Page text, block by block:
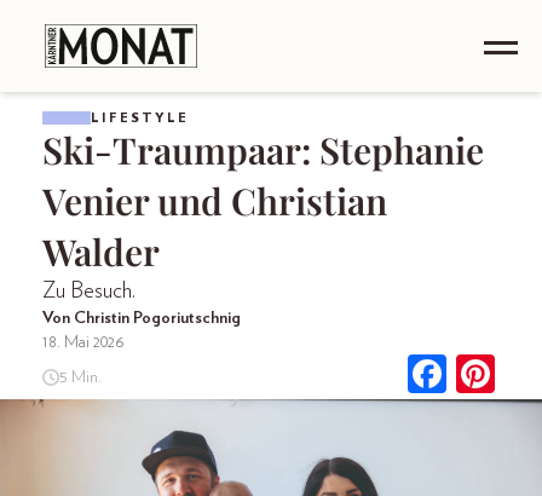
LIFESTYLE
Ski-Traumpaar: Stephanie
Venier und Christian
Walder
Zu Besuch.
Von Christin Pogoriutschnig
18. Mai 2026
5 Min.